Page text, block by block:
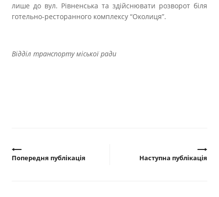
лише до вул. Рівненська та здійснювати розворот біля
готельно-ресторанного комплексу “Околиця”.
Відділ транспорту міської ради
Попередня публікація Наступна публікація